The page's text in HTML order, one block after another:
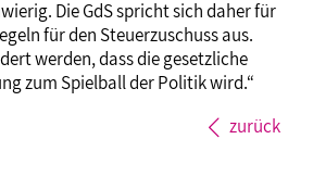
Die GdS spricht sich daher für
für den Steuerzuschuss aus.
werden, dass die gesetzliche
zum Spielball der Politik wird.“
zurück